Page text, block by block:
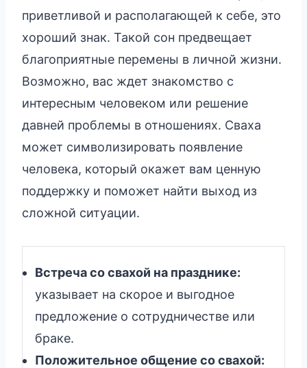
приветливой и располагающей к себе, это
хороший знак. Такой сон предвещает
благоприятные перемены в личной жизни.
Возможно, вас ждет знакомство с
интересным человеком или решение
давней проблемы в отношениях. Сваха
может символизировать появление
человека, который окажет вам ценную
поддержку и поможет найти выход из
сложной ситуации.
Встреча со свахой на празднике:
указывает на скорое и выгодное
предложение о сотрудничестве или
браке.
Положительное общение со свахой: